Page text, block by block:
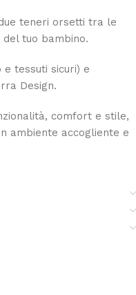
teneri orsetti tra le
del tuo bambino.
tessuti sicuri) e
Design.
comfort e stile,
ambiente accogliente e